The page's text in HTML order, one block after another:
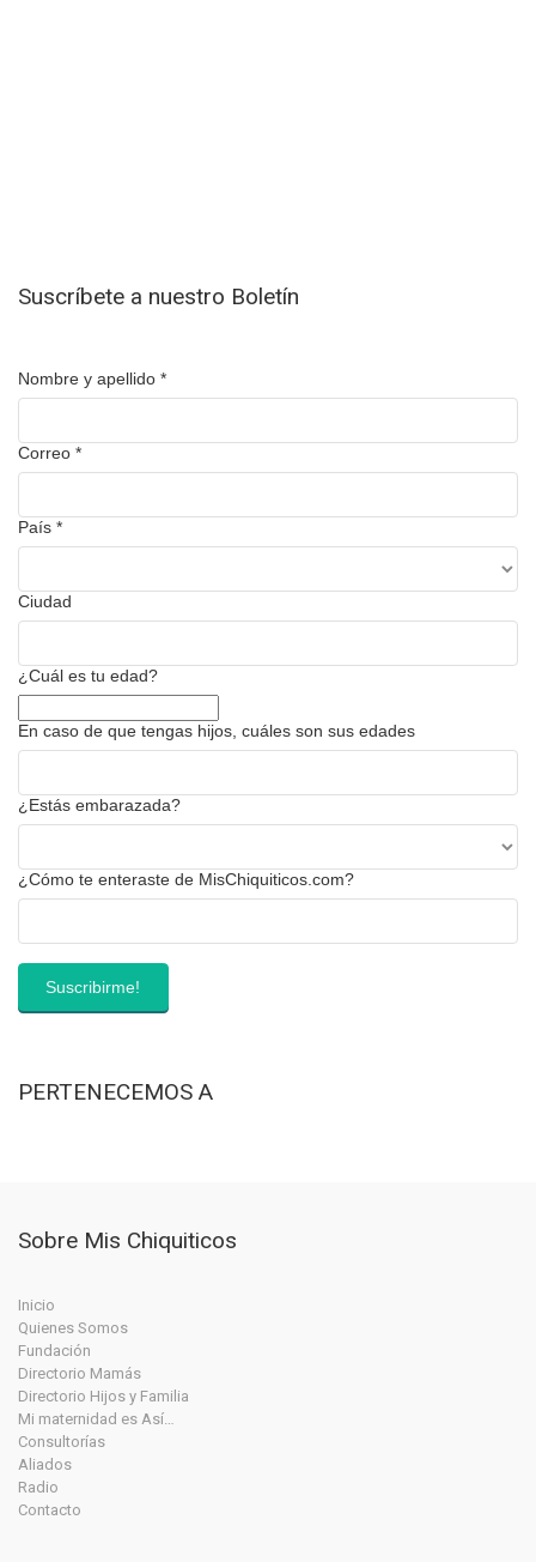
Suscríbete a nuestro Boletín
Nombre y apellido *
Correo *
País *
Ciudad
¿Cuál es tu edad?
En caso de que tengas hijos, cuáles son sus edades
¿Estás embarazada?
¿Cómo te enteraste de MisChiquiticos.com?
PERTENECEMOS A
Sobre Mis Chiquiticos
Inicio
Quienes Somos
Fundación
Directorio Mamás
Directorio Hijos y Familia
Mi maternidad es Así…
Consultorías
Aliados
Radio
Contacto